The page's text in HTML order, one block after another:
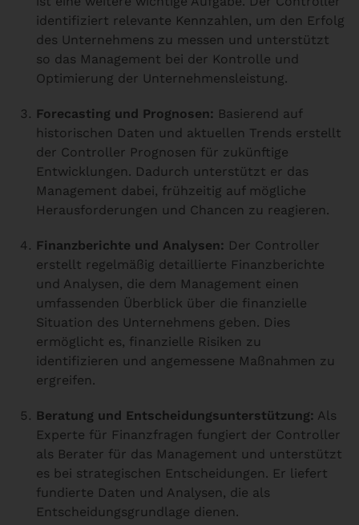
identifiziert relevante Kennzahlen, um den Erfolg
des Unternehmens zu messen und unterstützt
so das Management bei der Kontrolle und
Optimierung der Unternehmensleistung.
Forecasting und Prognosen: Basierend auf
historischen Daten und aktuellen Trends erstellt
der Controller Prognosen für zukünftige
Entwicklungen. Dadurch unterstützt er das
Management dabei, frühzeitig auf mögliche
Herausforderungen und Chancen zu reagieren.
Finanzberichte und Analysen: Der Controller
erstellt regelmäßig detaillierte Finanzberichte
und Analysen, die dem Management einen
umfassenden Überblick über die finanzielle
Situation des Unternehmens geben. Dies
ermöglicht es, finanzielle Risiken zu
identifizieren und angemessene Maßnahmen zu
ergreifen.
Beratung und Entscheidungsunterstützung: Als
Experte für Finanzfragen fungiert der Controller
als Berater für das Management und unterstützt
es bei strategischen Entscheidungen. Er liefert
fundierte Daten und Analysen, die als
Entscheidungsgrundlage dienen.